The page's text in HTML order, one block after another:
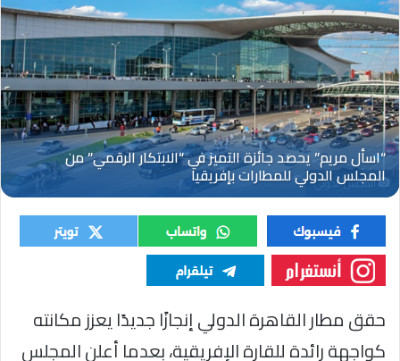
المجلس الدولي
حقق مطار القاهرة الدولي إنجازًا جديدًا يعزز مكانته
كواجهة رائدة للقارة الإفريقية، بعدما أعلن المجلس